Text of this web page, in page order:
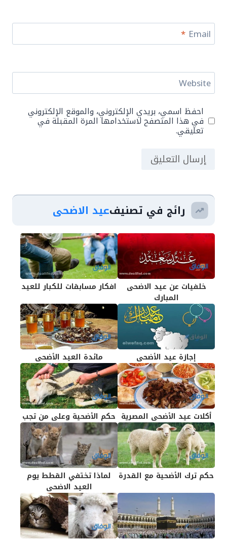
Email
*
Website
احفظ اسمي، بريدي الإلكتروني، والموقع الإلكتروني
في هذا المتصفح لاستخدامها المرة المقبلة في
تعليقي.
رائج في تصنيفعيد الاضحى
خلفيات عن عيد الاضحى
المبارك
افكار مسابقات للكبار للعيد
إجازة عيد الأضحى مائدة العيد الأضحى
أكلات عيد الأضحى المصرية حكم الأضحية وعلى من تجب
حكم ترك الأضحية مع القدرة
لماذا تختفي القطط يوم
العيد الاضحى